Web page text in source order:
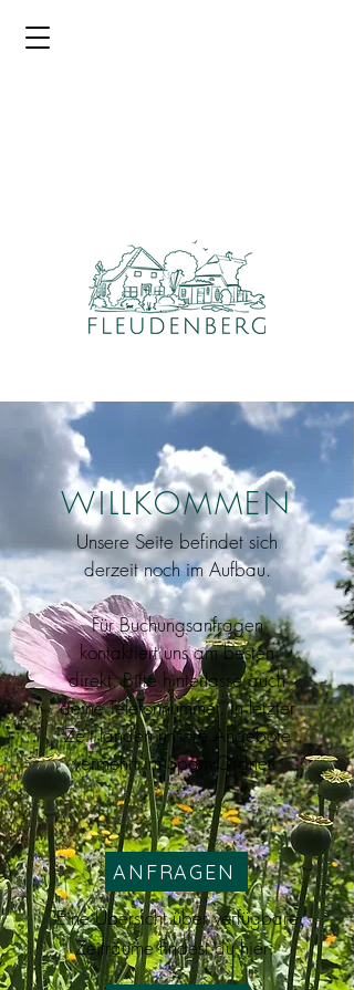
WILLKOMMEN
Unsere Seite befindet sich
derzeit noch im Aufbau.
Für Buchungsanfragen
kontaktiert uns am besten
direkt. Bitte hinterlasse auch
deine Telefonnummer.In letzter
Zeit landen unsere Angebote
vermehrt im Spam-Ordner.
ANFRAGEN
EineÜbersichtüber verfügbare
Zeiträume findest du hier: